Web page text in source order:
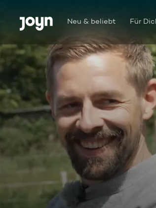
Zum Inhalt springen
Barrierefrei Neu & beliebt Für